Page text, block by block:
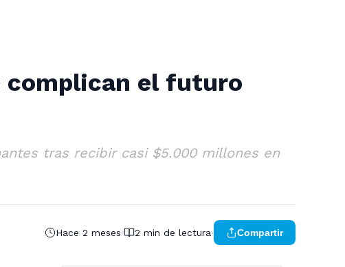
complican el futuro
tras recibir casi $5.000 millones en
Hace 2 meses 2 min de lectura Compartir